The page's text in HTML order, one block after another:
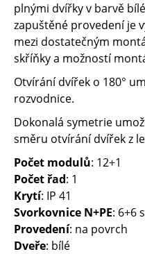
plnými dvířky v barvě
zapuštěné provedení je
mezi dostatečným
skříňky a možností
Otvírání dvířek o 180°
rozvodnice.
Dokonalá symetrie
směru otvírání dvířek z
Počet modulů: 12+1
Počet řad: 1
Krytí: IP 41
Svorkovnice N+PE: 6+6
Provedení: na povrch
Dveře: bílé